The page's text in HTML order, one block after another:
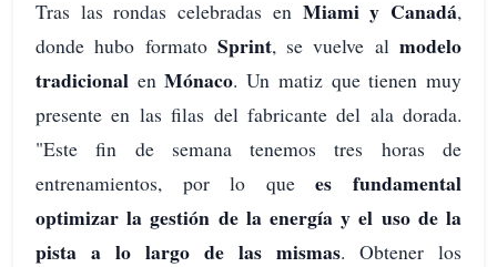
Tras las rondas celebradas en Miami y Canadá,
donde hubo formato Sprint, se vuelve almodelo
tradicional enMónaco. Un matiz que tienen muy
presente en las filas del fabricante del ala dorada.
"Este fin de semana tenemos tres horas de
entrenamientos, por lo quees fundamental
optimizar la gestión de la energía y el uso de la
pista a lo largo de las mismas. Obtener los